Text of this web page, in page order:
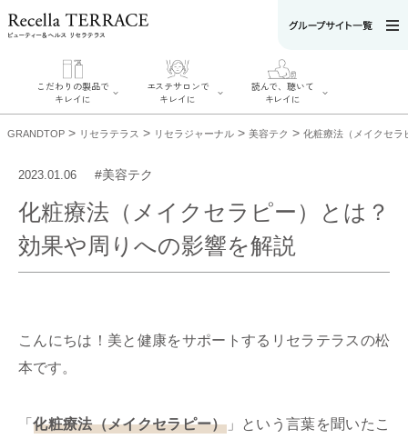
こだわりの製品で
キレイに
こだわりの製品
でキレイに
SERIES#01 私た
ちについて
いて
エステサロンで
キレイに
エステサロンで
キレイに
リフティング認
定者在籍サロン
リフティング認
定とは？
読んで、聴いて
キレイに
読んで、聴いてキ
レイに
ル
お悩みから記事
言
コラム
GRANDTOP > リセラテラス > リセラジャーナル > 美容テク > 化粧療法（メイクセラ
2023.01.06 #美容テク
化粧療法（メイクセラピー）とは？
効果や周りへの影響を解説
こんにちは！美と健康をサポートするリセラテラスの松
本です。
「化粧療法（メイクセラピー）」という言葉を聞いたこ